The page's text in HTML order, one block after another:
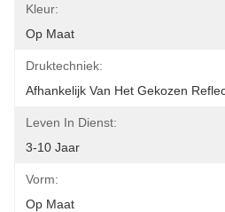
Kleur:
Op Maat
Druktechniek:
Afhankelijk Van Het Gekozen
Leven In Dienst:
3-10 Jaar
Vorm:
Op Maat